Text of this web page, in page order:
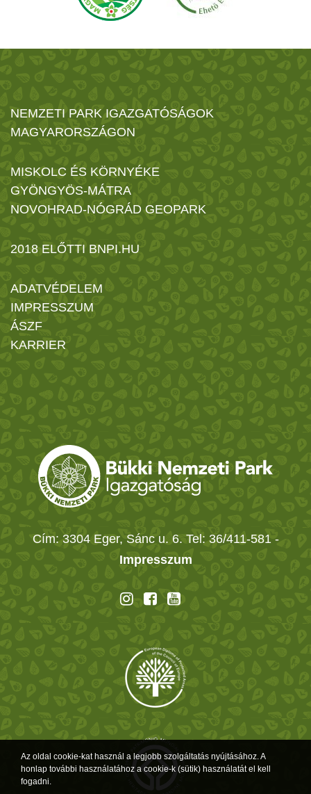
NEMZETI PARK IGAZGATÓSÁGOK
MAGYARORSZÁGON
MISKOLC ÉS KÖRNYÉKE
GYÖNGYÖS-MÁTRA
NOVOHRAD-NÓGRÁD GEOPARK
2018 ELŐTTI BNPI.HU
ADATVÉDELEM
IMPRESSZUM
ÁSZF
KARRIER
Cím: 3304 Eger, Sánc u. 6. Tel: 36/411-581 -
Impresszum
Az oldal cookie-kat használ a legjobb szolgáltatás nyújtásához. A
honlap további használatához a cookie-k (sütik) használatát el kell
fogadni.